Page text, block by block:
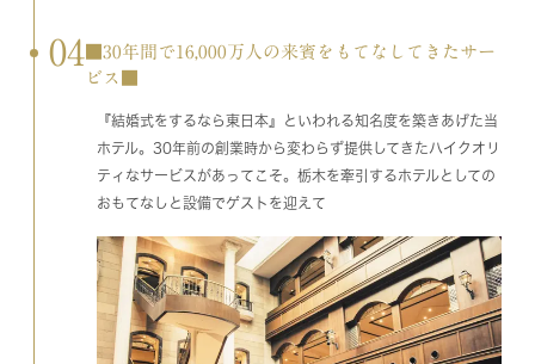
04 ■30年間で16,000万人の来賓をもてなしてきたサー
ビス■
『結婚式をするなら東日本』といわれる知名度を築きあげた当
ホテル。30年前の創業時から変わらず提供してきたハイクオリ
ティなサービスがあってこそ。栃木を牽引するホテルとしての
おもてなしと設備でゲストを迎えて